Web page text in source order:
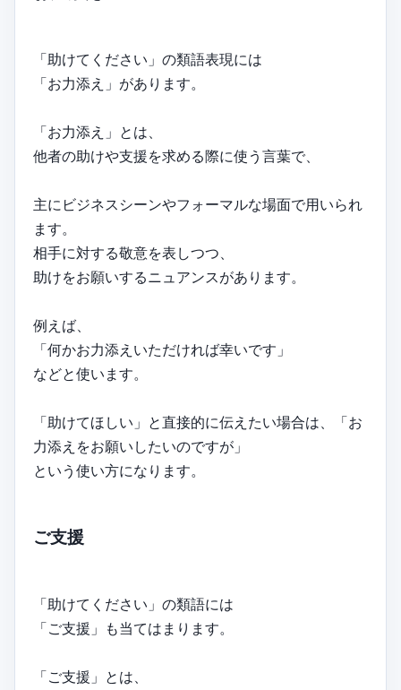
「助けてください」の類語表現には
「お力添え」があります。
「お力添え」とは、
他者の助けや支援を求める際に使う言葉で、
主にビジネスシーンやフォーマルな場面で用いられ
ます。
相手に対する敬意を表しつつ、
助けをお願いするニュアンスがあります。
例えば、
「何かお力添えいただければ幸いです」
などと使います。
「助けてほしい」と直接的に伝えたい場合は、「お
力添えをお願いしたいのですが」
という使い方になります。
ご支援
「助けてください」の類語には
「ご支援」も当てはまります。
「ご支援」とは、